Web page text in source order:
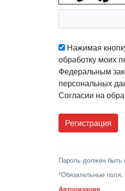
Нажимая
обработку моих
Федеральным
персональных
Согласии на
Пароль должен быть
*Обязательные поля.
Авторизация